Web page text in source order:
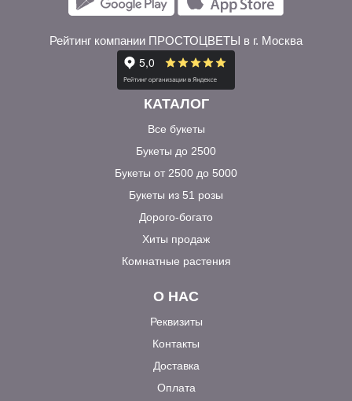
Рейтинг компании ПРОСТОЦВЕТЫ в г. Москва
КАТАЛОГ
Все букеты
Букеты до 2500
Букеты от 2500 до 5000
Букеты из 51 розы
Дорого-богато
Хиты продаж
Комнатные растения
О НАС
Реквизиты
Контакты
Доставка
Оплата